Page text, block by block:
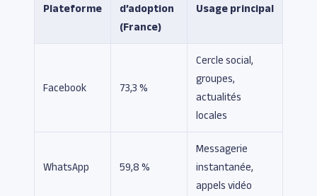
Plateforme
d’adoption
(France)
Usage principal
Facebook 73,3 %
Cercle social,
groupes,
actualités
locales
WhatsApp 59,8 %
Messagerie
instantanée,
appels vidéo